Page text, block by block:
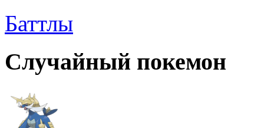
Баттлы
Случайный покемон